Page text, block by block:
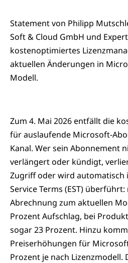
Statement von Philipp
Soft & Cloud GmbH und
kostenoptimiertes
aktuellen Änderungen in
Modell.
Zum 4. Mai 2026 entfällt die
für auslaufende Microsoft-
Kanal. Wer sein Abonnement
verlängert oder kündigt,
Zugriff oder wird automatisch
Service Terms (EST)
Abrechnung zum aktuellen
Prozent Aufschlag, bei
sogar 23 Prozent. Hinzu
Preiserhöhungen für
Prozent je nach Lizenzmodell.